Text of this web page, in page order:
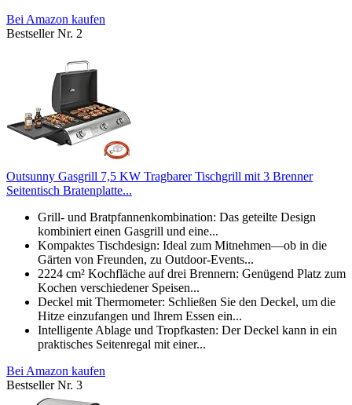
Bei Amazon kaufen
Bestseller Nr. 2
Outsunny Gasgrill 7,5 KW Tragbarer Tischgrill mit 3 Brenner
Seitentisch Bratenplatte...
Grill- und Bratpfannenkombination: Das geteilte Design
kombiniert einen Gasgrill und eine...
Kompaktes Tischdesign: Ideal zum Mitnehmen—ob in die
Gärten von Freunden, zu Outdoor-Events...
2224 cm² Kochfläche auf drei Brennern: Genügend Platz zum
Kochen verschiedener Speisen...
Deckel mit Thermometer: Schließen Sie den Deckel, um die
Hitze einzufangen und Ihrem Essen ein...
Intelligente Ablage und Tropfkasten: Der Deckel kann in ein
praktisches Seitenregal mit einer...
Bei Amazon kaufen
Bestseller Nr. 3